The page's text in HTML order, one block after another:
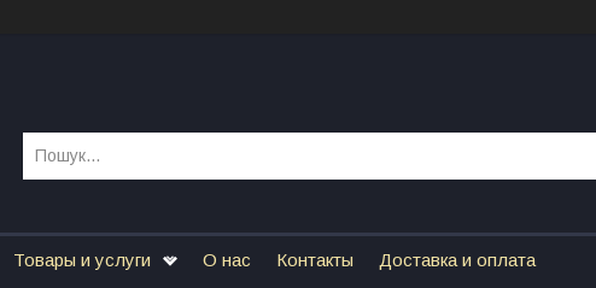
Товары и услуги О нас Контакты Доставка и оплата